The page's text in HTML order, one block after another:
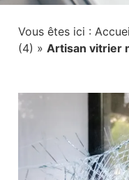
Vous êtes ici :
(4) » Artisan vitrier